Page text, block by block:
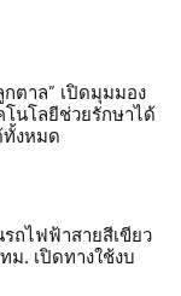
ตาล” เปิดมุมมอง
นโลยีช่วยรักษาได้
งหมด
ถไฟฟ้าสายสีเขียว
ม. เปิดทางใช้งบ